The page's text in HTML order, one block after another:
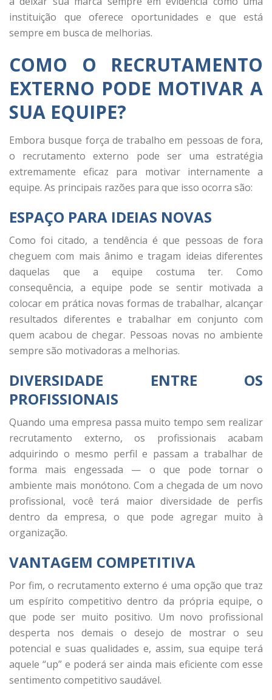
instituição que oferece oportunidades e que está
sempre em busca de melhorias.
COMO O RECRUTAMENTO
EXTERNO PODE MOTIVAR A
SUA EQUIPE?
Embora busque força de trabalho em pessoas de fora,
o recrutamento externo pode ser uma estratégia
extremamente eficaz para motivar internamente a
equipe. As principais razões para que isso ocorra são:
ESPAÇO PARA IDEIAS NOVAS
Como foi citado, a tendência é que pessoas de fora
cheguem com mais ânimo e tragam ideias diferentes
daquelas que a equipe costuma ter. Como
consequência, a equipe pode se sentir motivada a
colocar em prática novas formas de trabalhar, alcançar
resultados diferentes e trabalhar em conjunto com
quem acabou de chegar. Pessoas novas no ambiente
sempre são motivadoras a melhorias.
DIVERSIDADE ENTRE OS
PROFISSIONAIS
Quando uma empresa passa muito tempo sem realizar
recrutamento externo, os profissionais acabam
adquirindo o mesmo perfil e passam a trabalhar de
forma mais engessada — o que pode tornar o
ambiente mais monótono. Com a chegada de um novo
profissional, você terá maior diversidade de perfis
dentro da empresa, o que pode agregar muito à
organização.
VANTAGEM COMPETITIVA
Por fim, o recrutamento externo é uma opção que traz
um espírito competitivo dentro da própria equipe, o
que pode ser muito positivo. Um novo profissional
desperta nos demais o desejo de mostrar o seu
potencial e suas qualidades e, assim, sua equipe terá
aquele “up” e poderá ser ainda mais eficiente com esse
sentimento competitivo saudável.